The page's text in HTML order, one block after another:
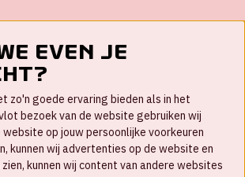
Werken bij
Disclaimer
even je
zo'n goede ervaring bieden als in het
bezoek van de website gebruiken wij
website op jouw persoonlijke voorkeuren
kunnen wij advertenties op de website en
kunnen wij content van andere websites